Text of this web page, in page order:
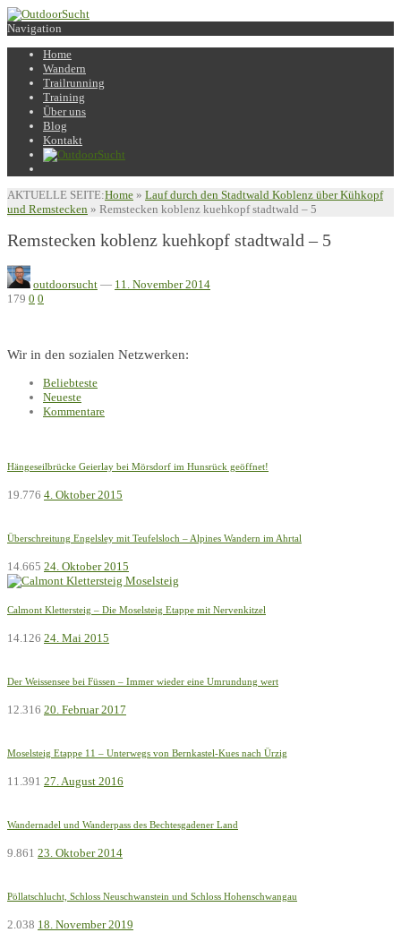
Navigation
Home
Wandern
Trailrunning
Training
Über uns
Blog
Kontakt
AKTUELLE SEITE:Home » Lauf durch den Stadtwald Koblenz über Kühkopf
und Remstecken » Remstecken koblenz kuehkopf stadtwald – 5
Remstecken koblenz kuehkopf stadtwald – 5
outdoorsucht — 11. November 2014
179 0 0
Wir in den sozialen Netzwerken:
Beliebteste
Neueste
Kommentare
Hängeseilbrücke Geierlay bei Mörsdorf im Hunsrück geöffnet!
19.776 4. Oktober 2015
Überschreitung Engelsley mit Teufelsloch – Alpines Wandern im Ahrtal
14.665 24. Oktober 2015
Calmont Klettersteig – Die Moselsteig Etappe mit Nervenkitzel
14.126 24. Mai 2015
Der Weissensee bei Füssen – Immer wieder eine Umrundung wert
12.316 20. Februar 2017
Moselsteig Etappe 11 – Unterwegs von Bernkastel-Kues nach Ürzig
11.391 27. August 2016
Wandernadel und Wanderpass des Bechtesgadener Land
9.861 23. Oktober 2014
Pöllatschlucht, Schloss Neuschwanstein und Schloss Hohenschwangau
2.038 18. November 2019